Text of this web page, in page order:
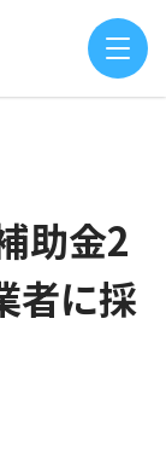
助金2
に採